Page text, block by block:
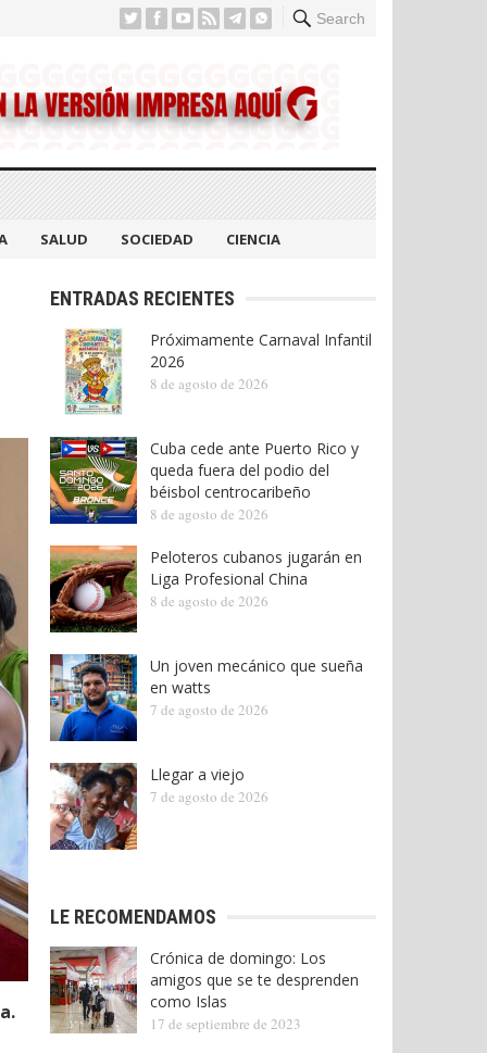
Search
SALUD SOCIEDAD CIENCIA
ENTRADAS RECIENTES
Próximamente Carnaval Infantil
2026
8 de agosto de 2026
Cuba cede ante Puerto Rico y
queda fuera del podio del
béisbol centrocaribeño
8 de agosto de 2026
Peloteros cubanos jugarán en
Liga Profesional China
8 de agosto de 2026
Un joven mecánico que sueña
en watts
7 de agosto de 2026
Llegar a viejo
7 de agosto de 2026
LE RECOMENDAMOS
Crónica de domingo: Los
amigos que se te desprenden
como Islas
17 de septiembre de 2023